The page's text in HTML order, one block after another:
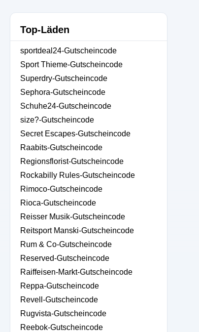
Top-Läden
sportdeal24-Gutscheincode
Sport Thieme-Gutscheincode
Superdry-Gutscheincode
Sephora-Gutscheincode
Schuhe24-Gutscheincode
size?-Gutscheincode
Secret Escapes-Gutscheincode
Raabits-Gutscheincode
Regionsflorist-Gutscheincode
Rockabilly Rules-Gutscheincode
Rimoco-Gutscheincode
Rioca-Gutscheincode
Reisser Musik-Gutscheincode
Reitsport Manski-Gutscheincode
Rum & Co-Gutscheincode
Reserved-Gutscheincode
Raiffeisen-Markt-Gutscheincode
Reppa-Gutscheincode
Revell-Gutscheincode
Rugvista-Gutscheincode
Reebok-Gutscheincode